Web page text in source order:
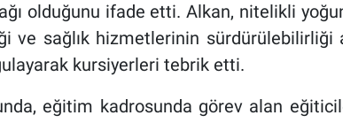
olduğunu ifade etti. Alkan, nitelikli
ve sağlık hizmetlerinin sürdürülebilirliği
kursiyerleri tebrik etti.
eğitim kadrosunda görev alan